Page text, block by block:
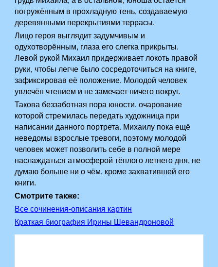
погружённым в прохладную тень, создаваемую
деревянными перекрытиями террасы.
Лицо героя выглядит задумчивым и
одухотворённым, глаза его слегка прикрыты.
Левой рукой Михаил придерживает локоть правой
руки, чтобы легче было сосредоточиться на книге,
зафиксировав её положение. Молодой человек
увлечён чтением и не замечает ничего вокруг.
Такова беззаботная пора юности, очарование
которой стремилась передать художница при
написании данного портрета. Михаилу пока ещё
неведомы взрослые тревоги, поэтому молодой
человек может позволить себе в полной мере
наслаждаться атмосферой тёплого летнего дня, не
думаю больше ни о чём, кроме захватившей его
книги.
Смотрите также:
Все сочинения-описания картин
Краткая биография Ирины Шевандроновой